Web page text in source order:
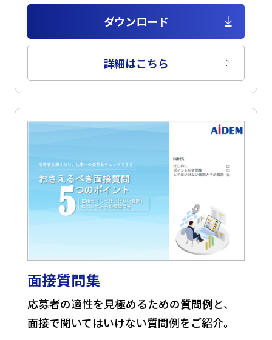
ダウンロード
詳細はこちら
面接質問集
応募者の適性を見極めるための質問例と、
面接で聞いてはいけない質問例をご紹介。